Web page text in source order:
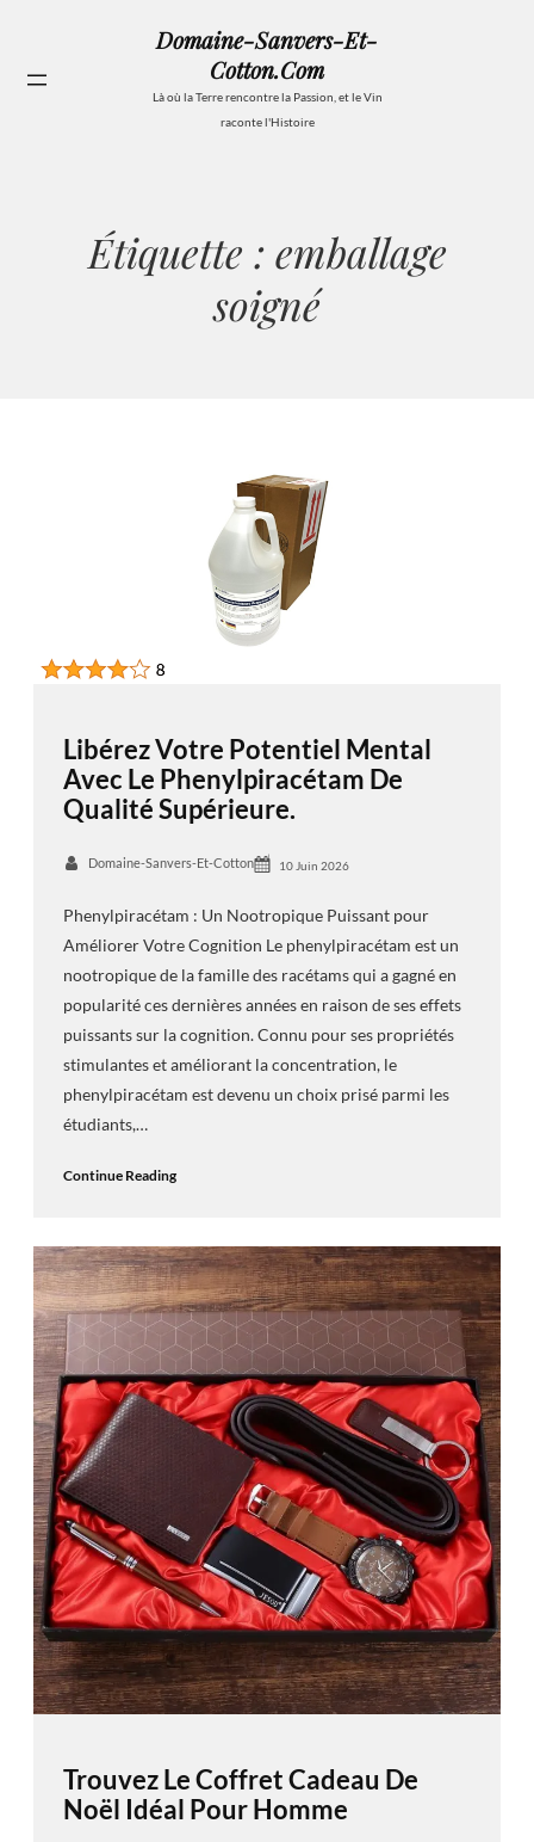
contenu
Domaine-Sanvers-Et-
Cotton.com
Là où la Terre rencontre la Passion, et le Vin
raconte l'Histoire
Étiquette : emballage
soigné
Libérez Votre Potentiel Mental
Avec Le Phenylpiracétam De
Qualité Supérieure.
Domaine-Sanvers-Et-Cotton 10 Juin 2026
Phenylpiracétam : Un Nootropique Puissant pour
Améliorer Votre Cognition Le phenylpiracétam est un
nootropique de la famille des racétams qui a gagné en
popularité ces dernières années en raison de ses effets
puissants sur la cognition. Connu pour ses propriétés
stimulantes et améliorant la concentration, le
phenylpiracétam est devenu un choix prisé parmi les
étudiants,…
Continue Reading
Trouvez Le Coffret Cadeau De
Noël Idéal Pour Homme